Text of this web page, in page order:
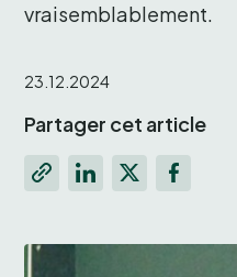
vraisemblablement.
23.12.2024
Partager cet article